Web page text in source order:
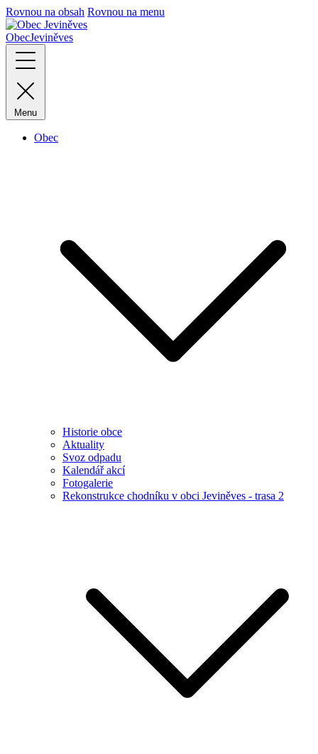
Rovnou na obsah Rovnou na menu
ObecJeviněves
Menu
Obec
Historie obce
Aktuality
Svoz odpadu
Kalendář akcí
Fotogalerie
Rekonstrukce chodníku v obci Jeviněves - trasa 2